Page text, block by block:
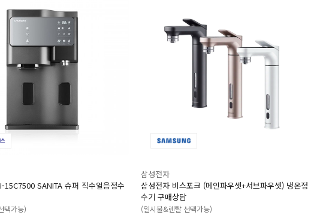
15C7500 SANITA 슈퍼 직수얼음정수
택가능)
삼성전자
삼성전자 비스포크 (메인파우셋+서브파우셋) 냉온정
수기 구매상담
(일시불&렌탈 선택가능)